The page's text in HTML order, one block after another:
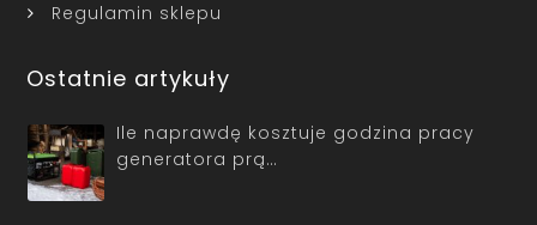
Regulamin sklepu
Ostatnie artykuły
Ile naprawdę kosztuje godzina pracy
generatora prą…